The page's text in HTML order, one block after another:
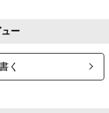
ー
く